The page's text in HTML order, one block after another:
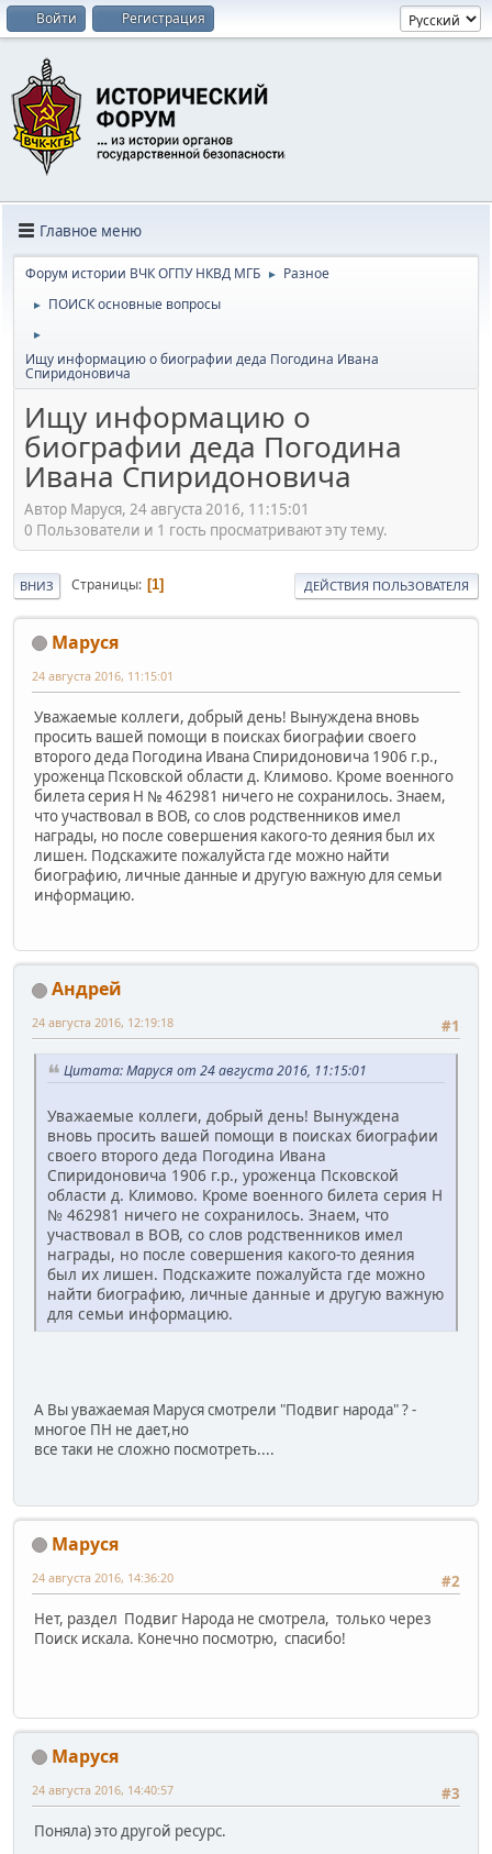
Войти Регистрация
Главное меню
Форум истории ВЧК ОГПУ НКВД МГБ ► Разное
► ПОИСК основные вопросы
►
Ищу информацию о биографии деда Погодина Ивана
Спиридоновича
Ищу информацию о
биографии деда Погодина
Ивана Спиридоновича
Автор Маруся, 24 августа 2016, 11:15:01
0 Пользователи и 1 гость просматривают эту тему.
ВНИЗ Страницы 1 ДЕЙСТВИЯ ПОЛЬЗОВАТЕЛЯ
Маруся
24 августа 2016, 11:15:01
Уважаемые коллеги, добрый день! Вынуждена вновь
просить вашей помощи в поисках биографии своего
второго деда Погодина Ивана Спиридоновича 1906 г.р.,
уроженца Псковской области д. Климово. Кроме военного
билета серия Н № 462981 ничего не сохранилось. Знаем,
что участвовал в ВОВ, со слов родственников имел
награды, но после совершения какого-то деяния был их
лишен. Подскажите пожалуйста где можно найти
биографию, личные данные и другую важную для семьи
информацию.
Андрей
#1
24 августа 2016, 12:19:18
Цитата: Маруся от 24 августа 2016, 11:15:01
Уважаемые коллеги, добрый день! Вынуждена
вновь просить вашей помощи в поисках биографии
своего второго деда Погодина Ивана
Спиридоновича 1906 г.р., уроженца Псковской
области д. Климово. Кроме военного билета серия Н
№ 462981 ничего не сохранилось. Знаем, что
участвовал в ВОВ, со слов родственников имел
награды, но после совершения какого-то деяния
был их лишен. Подскажите пожалуйста где можно
найти биографию, личные данные и другую важную
для семьи информацию.
А Вы уважаемая Маруся смотрели "Подвиг народа" ? -
многое ПН не дает,но
все таки не сложно посмотреть....
Маруся
#2
24 августа 2016, 14:36:20
Нет, раздел Подвиг Народа не смотрела, только через
Поиск искала. Конечно посмотрю, спасибо!
Маруся
#3
24 августа 2016, 14:40:57
Поняла) это другой ресурс.